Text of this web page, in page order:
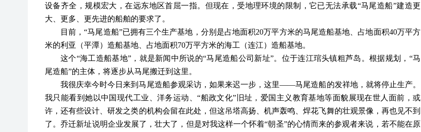
设备齐全，规模宏大，在远东地区首屈一指。但现在，受地理环境的限制，它已无法承载“马尾造船”建造更
大、更多、更先进的船舶的要求了。
目前，“马尾造船”已拥有三个生产基地，分别是占地面积20万平方米的马尾造船基地、占地面积40万平方
米的利亚（平潭）造船基地、占地面积70万平方米的海工（连江）造船基地。
这个“海工造船基地”，就是新闻中所说的“马尾造船公司新址”。位于连江琯头镇粗芦岛。根据规划，“马
尾造船”的主体，将逐步从马尾搬迁到这里。
我很庆幸今时今日来到马尾造船参观采访，如果来迟一步，这里——马尾造船的发祥地，就将停止生产。
我只能看到她以中国现代工业、洋务运动、“船政文化”旧址，爱国主义教育基地等面貌展现在世人面前，或
许，还有些设计、研发之类的机构会留在此处，但这吊塔高扬、机声轰鸣、焊花飞舞的壮观景像，再也见不到
了。乔迁新址说明企业发展了，壮大了，但是对我这样一个怀着“朝圣”的心情而来的参观者来说，若不能在原